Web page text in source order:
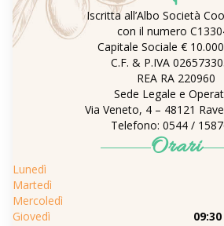
Iscritta all’Albo Società
con il numero
Capitale Sociale €
C.F. & P.IVA
REA RA 220960
Sede Legale e
Via Veneto, 4 – 48121
Telefono: 0544 /
Orari
Lunedì
Martedì
Mercoledì
Giovedì